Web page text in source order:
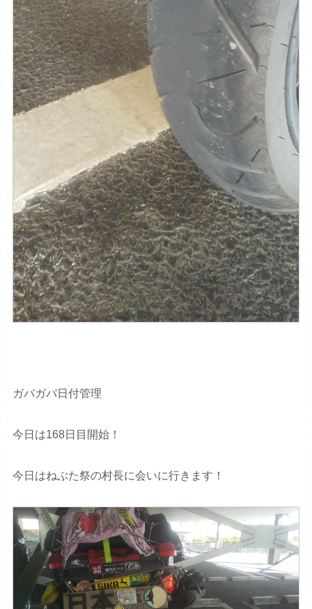
ガバガバ日付管理
今日は168日目開始！
今日はねぶた祭の村長に会いに行きます！